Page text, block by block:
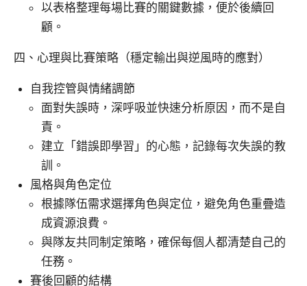
以表格整理每場比賽的關鍵數據，便於後續回
顧。
四、心理與比賽策略（穩定輸出與逆風時的應對）
自我控管與情緒調節
面對失誤時，深呼吸並快速分析原因，而不是自
責。
建立「錯誤即學習」的心態，記錄每次失誤的教
訓。
風格與角色定位
根據隊伍需求選擇角色與定位，避免角色重疊造
成資源浪費。
與隊友共同制定策略，確保每個人都清楚自己的
任務。
賽後回顧的結構